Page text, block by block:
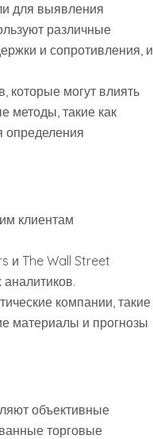
для выявления
различные
и сопротивления, и
которые могут влиять
методы, такие как
определения
клиентам
и The Wall Street
компании, такие
материалы и прогнозы
объективные
торговые